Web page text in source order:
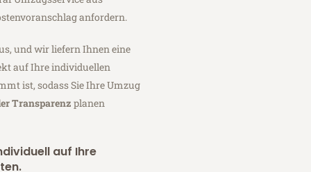
anfordern.
und wir liefern Ihnen eine
auf Ihre individuellen
ist, sodass Sie Ihre Umzug
Transparenz planen
auf Ihre